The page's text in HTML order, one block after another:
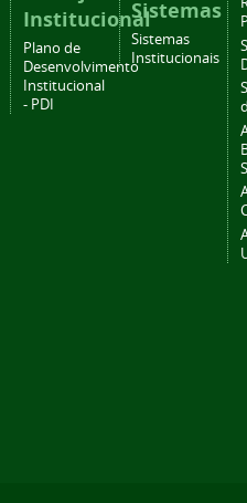
Institucional
Plano de
Desenvolvimento
Institucional
- PDI
Sistemas
Sistemas
Institucionais